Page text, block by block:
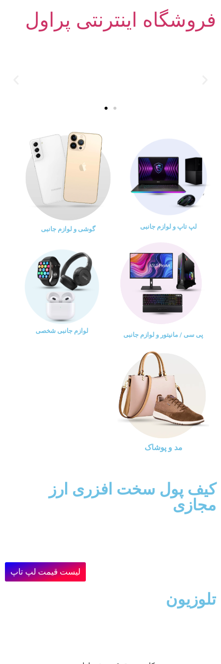
فروشگاه اینترنتی پراول
لپ تاپ و لوازم جانبی گوشی و لوازم جانبی
پی سی / مانیتور و لوازم جانبی
لوازم جانبی شخصی
مد و پوشاک
کیف پول سخت افزری ارز
مجازی
لیست قیمت لپ تاپ
تلوزیون